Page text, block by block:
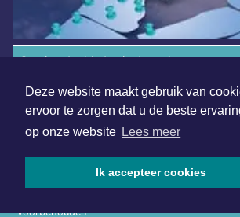
Deze website maakt gebruik van
ervoor te zorgen dat u de beste
op onze website Lees meer
Ik accepteer cookies
Overige dagbladen in de regio
voorbehouden
Algemene voorwaarden
Disclaimer